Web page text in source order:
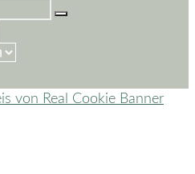
von Real Cookie Banner